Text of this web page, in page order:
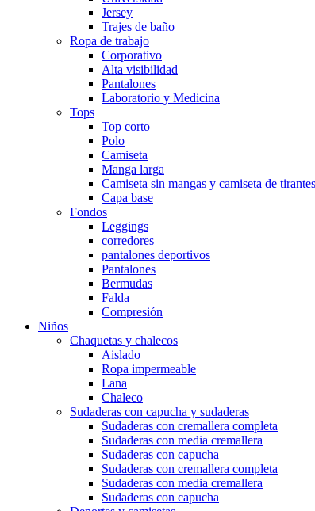
Jersey
Trajes de baño
Ropa de trabajo
Corporativo
Alta visibilidad
Pantalones
Laboratorio y Medicina
Tops
Top corto
Polo
Camiseta
Manga larga
Camiseta sin mangas y camiseta de tirantes
Capa base
Fondos
Leggings
corredores
pantalones deportivos
Pantalones
Bermudas
Falda
Compresión
Niños
Chaquetas y chalecos
Aislado
Ropa impermeable
Lana
Chaleco
Sudaderas con capucha y sudaderas
Sudaderas con cremallera completa
Sudaderas con media cremallera
Sudaderas con capucha
Sudaderas con cremallera completa
Sudaderas con media cremallera
Sudaderas con capucha